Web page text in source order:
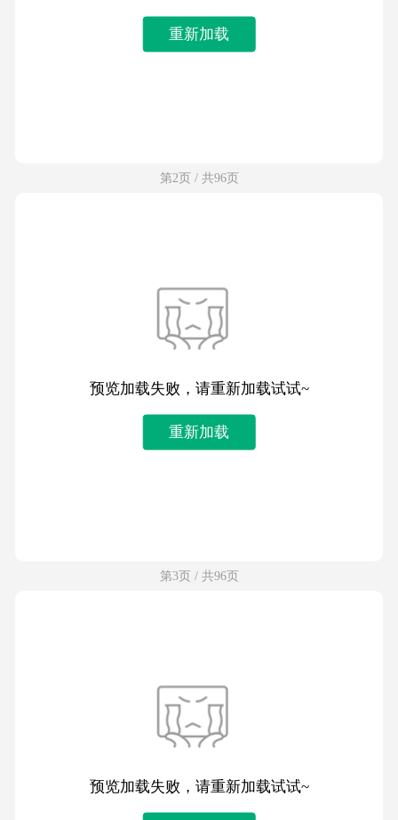
重新加载
第2页 / 共96页
预览加载失败，请重新加载试试~
重新加载
第3页 / 共96页
预览加载失败，请重新加载试试~